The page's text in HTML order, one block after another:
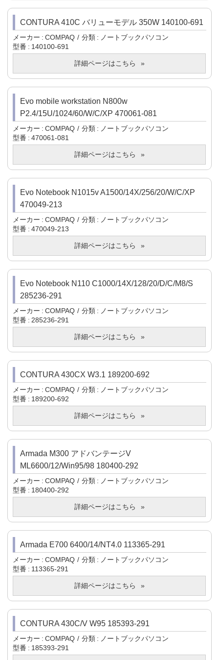
CONTURA 410C バリューモデル 350W 140100-691
メーカー COMPAQ 分類
ノートブックパソコン
型番
140100-691
詳細ページはこちら
Evo mobile workstation N800w
P2.4/15U/1024/60/W/C/XP 470061-081
メーカー COMPAQ 分類
ノートブックパソコン
型番
470061-081
詳細ページはこちら
Evo Notebook N1015v A1500/14X/256/20/W/C/XP
470049-213
メーカー COMPAQ 分類
ノートブックパソコン
型番
470049-213
詳細ページはこちら
Evo Notebook N110 C1000/14X/128/20/D/C/M8/S
285236-291
メーカー COMPAQ 分類
ノートブックパソコン
型番
285236-291
詳細ページはこちら
CONTURA 430CX W3.1 189200-692
メーカー COMPAQ 分類
ノートブックパソコン
型番
189200-692
詳細ページはこちら
Armada M300 アドバンテージV
ML6600/12/Win95/98 180400-292
メーカー COMPAQ 分類
ノートブックパソコン
型番
180400-292
詳細ページはこちら
Armada E700 6400/14/NT4.0 113365-291
メーカー COMPAQ 分類
ノートブックパソコン
型番
113365-291
詳細ページはこちら
CONTURA 430C/V W95 185393-291
メーカー COMPAQ 分類
ノートブックパソコン
型番
185393-291